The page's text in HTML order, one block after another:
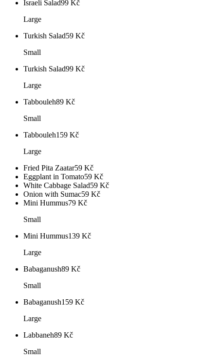
Israeli Salad99 Kč
Large
Turkish Salad59 Kč
Small
Turkish Salad99 Kč
Large
Tabbouleh89 Kč
Small
Tabbouleh159 Kč
Large
Fried Pita Zaatar59 Kč
Eggplant in Tomato59 Kč
White Cabbage Salad59 Kč
Onion with Sumac59 Kč
Mini Hummus79 Kč
Small
Mini Hummus139 Kč
Large
Babaganush89 Kč
Small
Babaganush159 Kč
Large
Labbaneh89 Kč
Small